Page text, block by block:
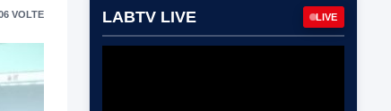
VOLTE LABTV LIVE LIVE